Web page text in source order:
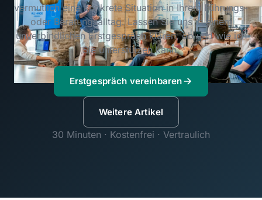
vermutlich eine konkrete Situation in Ihrem Führungs-
oder Beratungsalltag. Lassen Sie uns in einem
unverbindlichen Erstgespräch klären, ob und wie ich
Sie unterstützen kann.
Erstgespräch vereinbaren
Weitere Artikel
30 Minuten · Kostenfrei · Vertraulich